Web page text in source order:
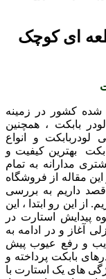
ای کوچک
شده کشور در زمینه
بابکت ، همچنین
لودربابکت و انواع
بهترین کیفیت و
مدارانه به تمام
مقاله از فروشگاه
داریم به بررسی
از این رو ابتدا ، این
پیدایش استارت در
آغاز و در ادامه به
و رفع عیوب پیش
بابکت پرداخته و
های یک استارت با